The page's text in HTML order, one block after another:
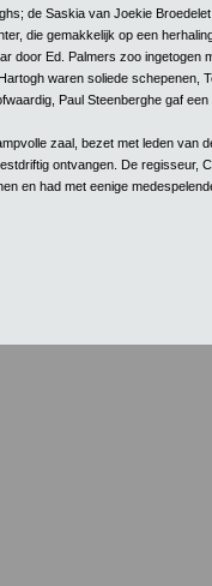
de Saskia van Joekie
die gemakkelijk op een
door Ed. Palmers zoo ingetogen
waren soliede schepenen,
Paul Steenberghe gaf
zaal, bezet met leden van
ontvangen. De regisseur,
en had met eenige